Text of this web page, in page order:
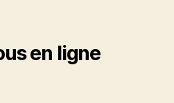
en ligne